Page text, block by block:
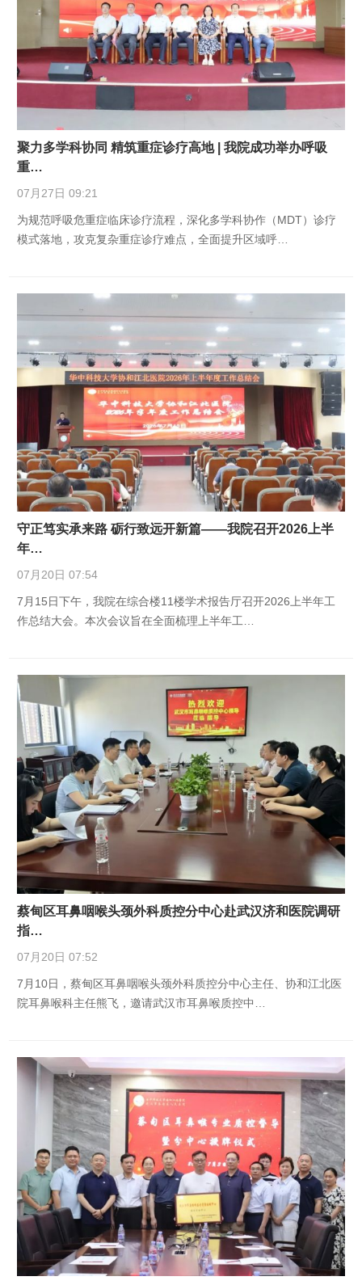
聚力多学科协同 精筑重症诊疗高地 | 我院成功举办呼吸
重…
07月27日 09:21
为规范呼吸危重症临床诊疗流程，深化多学科协作（MDT）诊疗
模式落地，攻克复杂重症诊疗难点，全面提升区域呼…
守正笃实承来路 砺行致远开新篇——我院召开2026上半
年…
07月20日 07:54
7月15日下午，我院在综合楼11楼学术报告厅召开2026上半年工
作总结大会。本次会议旨在全面梳理上半年工…
蔡甸区耳鼻咽喉头颈外科质控分中心赴武汉济和医院调研
指…
07月20日 07:52
7月10日，蔡甸区耳鼻咽喉头颈外科质控分中心主任、协和江北医
院耳鼻喉科主任熊飞，邀请武汉市耳鼻喉质控中…